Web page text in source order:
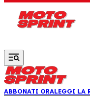
ABBONATI ORALEGGI LA